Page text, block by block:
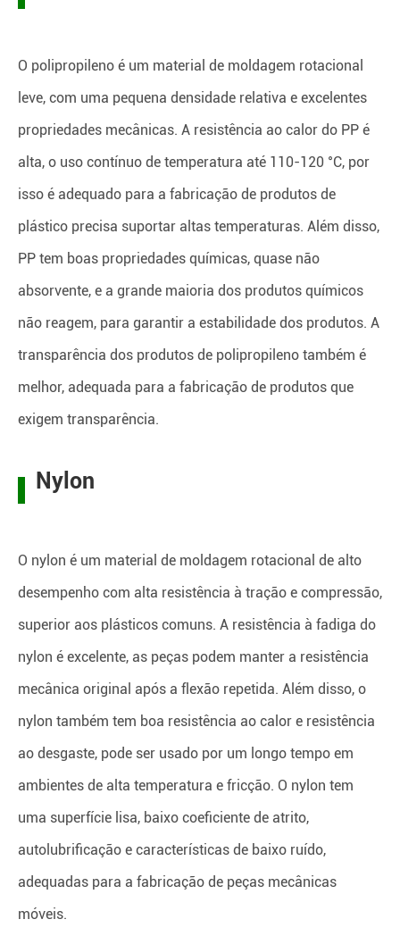
O polipropileno é um material de moldagem rotacional
leve, com uma pequena densidade relativa e excelentes
propriedades mecânicas. A resistência ao calor do PP é
alta, o uso contínuo de temperatura até 110-120 °C, por
isso é adequado para a fabricação de produtos de
plástico precisa suportar altas temperaturas. Além disso,
PP tem boas propriedades químicas, quase não
absorvente, e a grande maioria dos produtos químicos
não reagem, para garantir a estabilidade dos produtos. A
transparência dos produtos de polipropileno também é
melhor, adequada para a fabricação de produtos que
exigem transparência.
Nylon
O nylon é um material de moldagem rotacional de alto
desempenho com alta resistência à tração e compressão,
superior aos plásticos comuns. A resistência à fadiga do
nylon é excelente, as peças podem manter a resistência
mecânica original após a flexão repetida. Além disso, o
nylon também tem boa resistência ao calor e resistência
ao desgaste, pode ser usado por um longo tempo em
ambientes de alta temperatura e fricção. O nylon tem
uma superfície lisa, baixo coeficiente de atrito,
autolubrificação e características de baixo ruído,
adequadas para a fabricação de peças mecânicas
móveis.